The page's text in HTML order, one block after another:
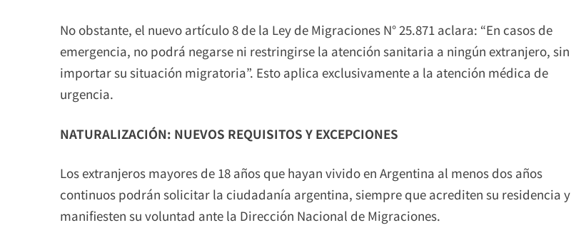
No obstante, el nuevo artículo 8 de la Ley de Migraciones N° 25.871 aclara: “En casos de
emergencia, no podrá negarse ni restringirse la atención sanitaria a ningún extranjero, sin
importar su situación migratoria”. Esto aplica exclusivamente a la atención médica de
urgencia.
NATURALIZACIÓN: NUEVOS REQUISITOS Y EXCEPCIONES
Los extranjeros mayores de 18 años que hayan vivido en Argentina al menos dos años
continuos podrán solicitar la ciudadanía argentina, siempre que acrediten su residencia y
manifiesten su voluntad ante la Dirección Nacional de Migraciones.